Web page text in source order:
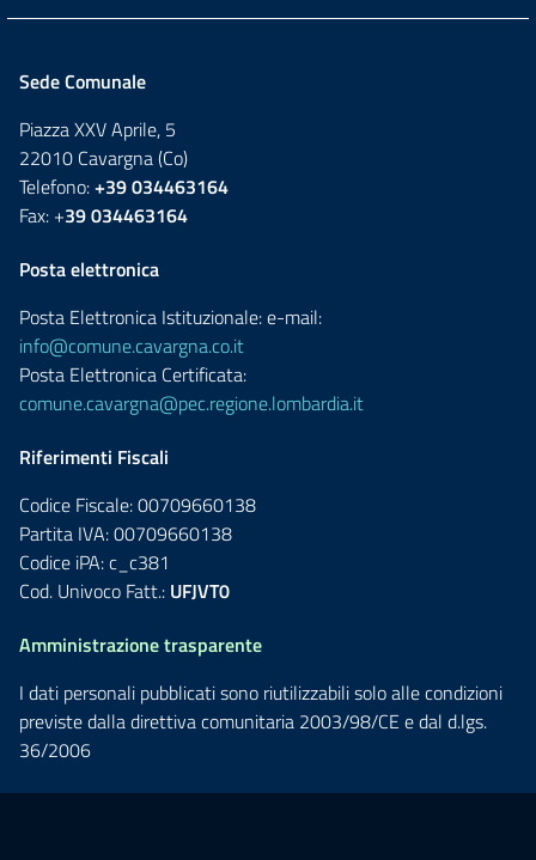
Sede Comunale
Piazza XXV Aprile, 5
22010 Cavargna (Co)
Telefono:+39 034463164
Fax: +39 034463164
Posta elettronica
Posta Elettronica Istituzionale: e-mail:
info@comune.cavargna.co.it
Posta Elettronica Certificata:
comune.cavargna@pec.regione.lombardia.it
Riferimenti Fiscali
Codice Fiscale: 00709660138
Partita IVA: 00709660138
Codice iPA: c_c381
Cod. Univoco Fatt.: UFJVT0
Amministrazione trasparente
I dati personali pubblicati sono riutilizzabili solo alle condizioni
previste dalla direttiva comunitaria 2003/98/CE e dal d.lgs.
36/2006